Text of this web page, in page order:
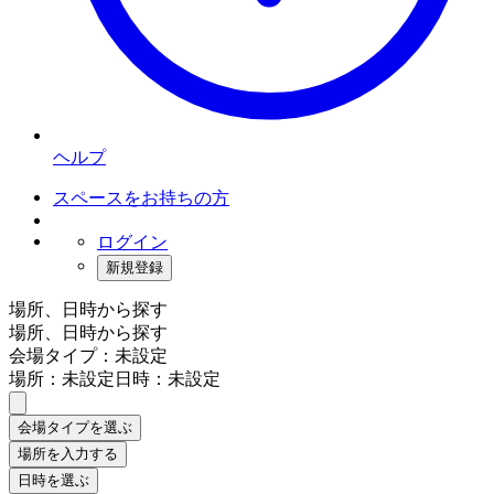
ヘルプ
スペースをお持ちの方
ログイン
新規登録
場所、日時から探す
場所、日時から探す
会場タイプ：未設定
場所：未設定日時：未設定
会場タイプを選ぶ
場所を入力する
日時を選ぶ